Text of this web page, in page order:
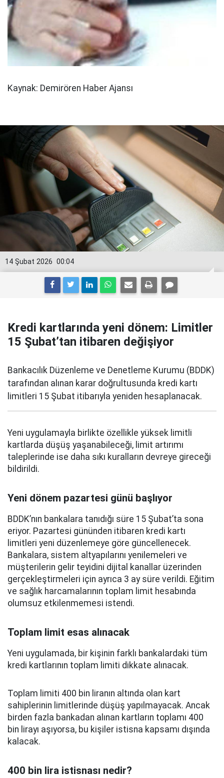
Kaynak: Demirören Haber Ajansı
00:04
14 Şubat 2026
Kredi kartlarında yeni dönem: Limitler
15 Şubat’tan itibaren değişiyor
Bankacılık Düzenleme ve Denetleme Kurumu (BDDK)
tarafından alınan karar doğrultusunda kredi kartı
limitleri 15 Şubat itibarıyla yeniden hesaplanacak.
Yeni uygulamayla birlikte özellikle yüksek limitli
kartlarda düşüş yaşanabileceği, limit artırımı
taleplerinde ise daha sıkı kuralların devreye gireceği
bildirildi.
Yeni dönem pazartesi günü başlıyor
BDDK’nın bankalara tanıdığı süre 15 Şubat’ta sona
eriyor. Pazartesi gününden itibaren kredi kartı
limitleri yeni düzenlemeye göre güncellenecek.
Bankalara, sistem altyapılarını yenilemeleri ve
müşterilerin gelir teyidini dijital kanallar üzerinden
gerçekleştirmeleri için ayrıca 3 ay süre verildi. Eğitim
ve sağlık harcamalarının toplam limit hesabında
olumsuz etkilenmemesi istendi.
Toplam limit esas alınacak
Yeni uygulamada, bir kişinin farklı bankalardaki tüm
kredi kartlarının toplam limiti dikkate alınacak.
Toplam limiti 400 bin liranın altında olan kart
sahiplerinin limitlerinde düşüş yapılmayacak. Ancak
birden fazla bankadan alınan kartların toplamı 400
bin lirayı aşıyorsa, bu kişiler istisna kapsamı dışında
kalacak.
400 bin lira istisnası nedir?